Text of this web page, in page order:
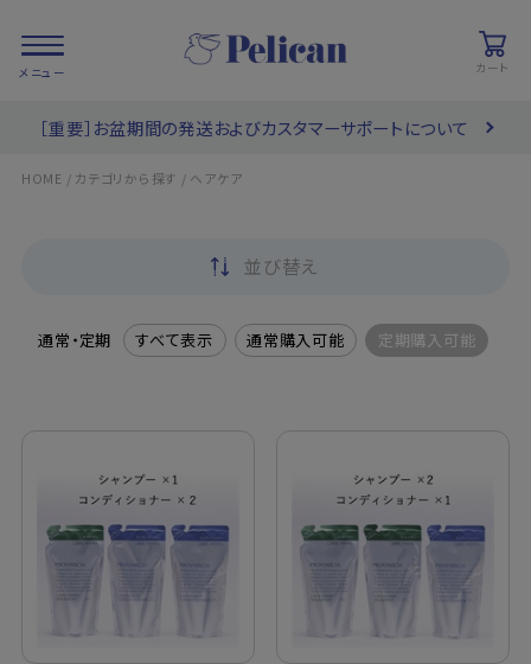
カート
PRODUCTS/ 商品を探す
定期購入
［重要］お盆期間の発送およびカスタマーサポートについて
HOME / カテゴリから探す / ヘアケア
並び替え
通常・定期 すべて表示 通常購入可能 定期購入可能